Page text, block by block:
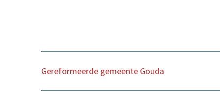
Gereformeerde gemeente Gouda